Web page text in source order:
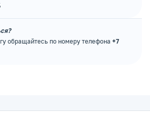
обращайтесь по номеру телефона +7